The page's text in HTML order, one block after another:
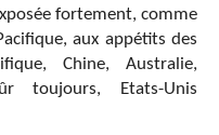
fortement, comme
aux appétits des
Chine, Australie,
toujours, Etats-Unis